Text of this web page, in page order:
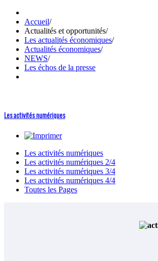
Accueil/
Actualités et opportunités/
Les actualités économiques/
Actualités économiques/
NEWS/
Les échos de la presse
Les activités numériques
Les activités numériques
Les activités numériques 2/4
Les activités numériques 3/4
Les activités numériques 4/4
Toutes les Pages